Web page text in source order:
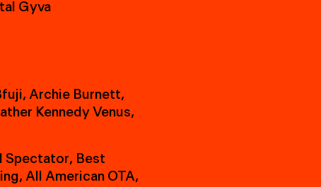
tal Gyva
fuji, Archie Burnett,
ather Kennedy Venus,
Spectator, Best
ing, All American OTA,